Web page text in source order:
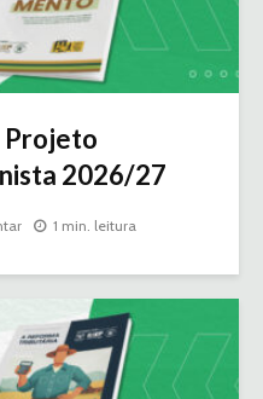
Projeto
2026/27
1 min. leitura